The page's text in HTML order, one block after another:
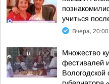
учиться
Вчера, 20:00
Множество
фестивалей
Вологодской